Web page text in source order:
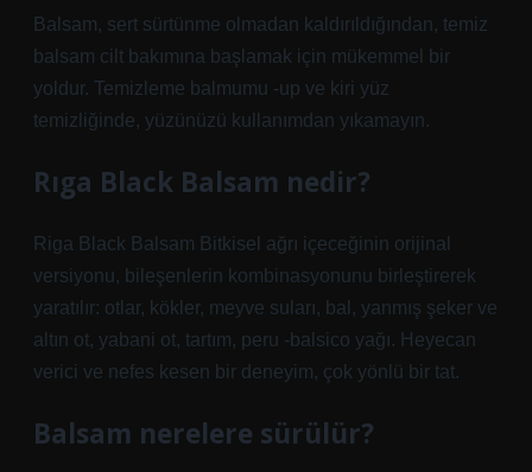
Balsam, sert sürtünme olmadan kaldırıldığından, temiz
balsam cilt bakımına başlamak için mükemmel bir
yoldur. Temizleme balmumu -up ve kiri yüz
temizliğinde, yüzünüzü kullanımdan yıkamayın.
Rıga Black Balsam nedir?
Riga Black Balsam Bitkisel ağrı içeceğinin orijinal
versiyonu, bileşenlerin kombinasyonunu birleştirerek
yaratılır: otlar, kökler, meyve suları, bal, yanmış şeker ve
altın ot, yabani ot, tartım, peru -balsico yağı. Heyecan
verici ve nefes kesen bir deneyim, çok yönlü bir tat.
Balsam nerelere sürülür?